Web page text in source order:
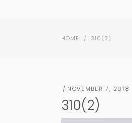
HOME / 310(2)
NOVEMBER 7, 2018
310(2)